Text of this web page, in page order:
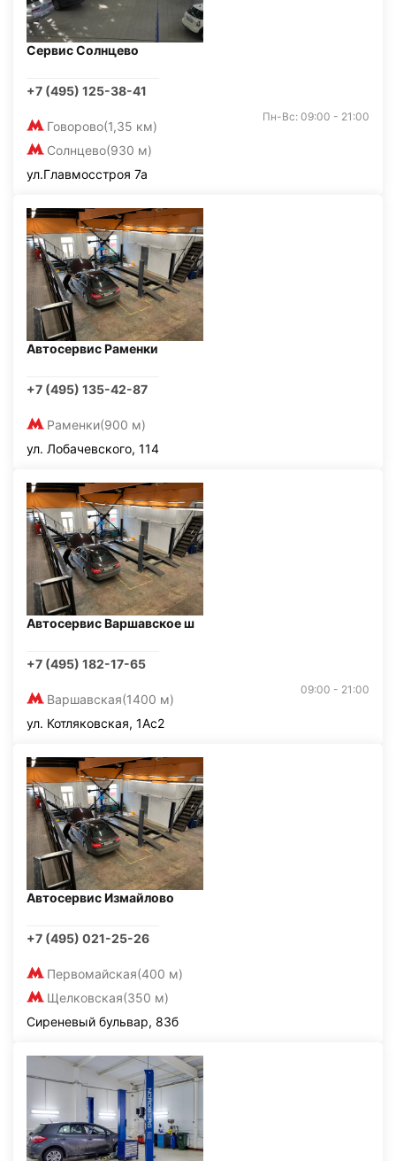
Сервис Солнцево
+7 (495) 125-38-41
Говорово(1,35 км)
Солнцево(930 м)
Пн-Вс: 09:00 - 21:00
ул.Главмосстроя 7а
Автосервис Раменки
+7 (495) 135-42-87
Раменки(900 м)
ул. Лобачевского, 114
Автосервис Варшавское ш
+7 (495) 182-17-65
Варшавская(1400 м)
09:00 - 21:00
ул. Котляковская, 1Ас2
Автосервис Измайлово
+7 (495) 021-25-26
Первомайская(400 м)
Щелковская(350 м)
Сиреневый бульвар, 83б